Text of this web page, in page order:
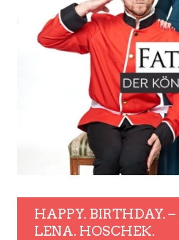
HAPPY. BIRTHDAY. –
LENA. HOSCHEK.